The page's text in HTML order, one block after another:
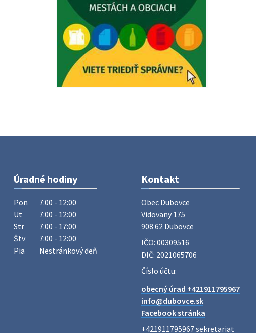
MUDr.Fisch…
5. augusta 2026 12:35
Zajtrajší zvoz odpadu
Vážený občan, zajtra 5. 8. sa bude
zvážať komunálny odpad.
Vážený občan, dnes 5. 8. sa zváža
Oznámenie o uložení zásielky -
Juraj Sloboda
Na úradnej tabuli je nová výveska.
https://dubovce.sk?p=16556
28. júla 2026 10:49
stredu 29. júla 2026 sa v našej obci
uskutoční zber železa. Pracovníci
Obecného úradu budú od 8.00 hod.
Úradné hodiny
Pon
7:00 - 12:00
Ut
7:00 - 12:00
Str
7:00 - 17:00
Štv
7:00 - 12:00
Pia
Nestránkový deň
Kontakt
Obec Dubovce
Vidovany 175
908 62 Dubovce
IČO: 00309516
DIČ: 2021065706
Číslo účtu:
obecný úrad +421911795967
info@dubovce.sk
Facebook stránka
+421911795967 sekretariat